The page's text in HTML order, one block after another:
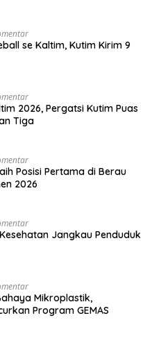
se Kaltim, Kutim Kirim 9
2026, Pergatsi Kutim Puas
Tiga
Posisi Pertama di Berau
2026
Jangkau Penduduk
Mikroplastik,
Program GEMAS